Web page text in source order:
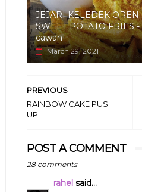
JEJARI KELEDEK
SWEET POTATO FRIES
cawan
March 29, 2021
PREVIOUS
RAINBOW CAKE PUSH
UP
POST A COMMENT
28 comments
rahelsaid...